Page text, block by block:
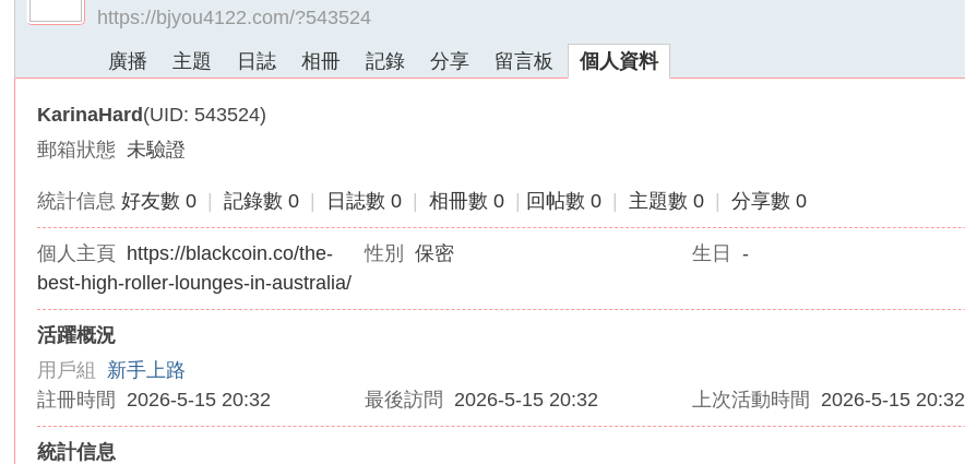
外
https://bjyou4122.com/?543524
廣播
主題 日誌 相冊 記錄 分享 留言板 個人資料
KarinaHard (UID: 543524)
郵箱狀態 未驗證
統計信息 好友數 0 記錄數 0 日誌數 0 相冊數 0 回帖數 0 主題數 0 分享數 0
個人主頁
https://blackcoin.co/the-
best-high-roller-lounges-in-australia/
性別 保密 生日 -
活躍概況
用戶組 新手上路
註冊時間
2026-5-15 20:32 最後訪問 2026-5-15 20:32 上次活動時間 2026-5-15 20:32
統計信息